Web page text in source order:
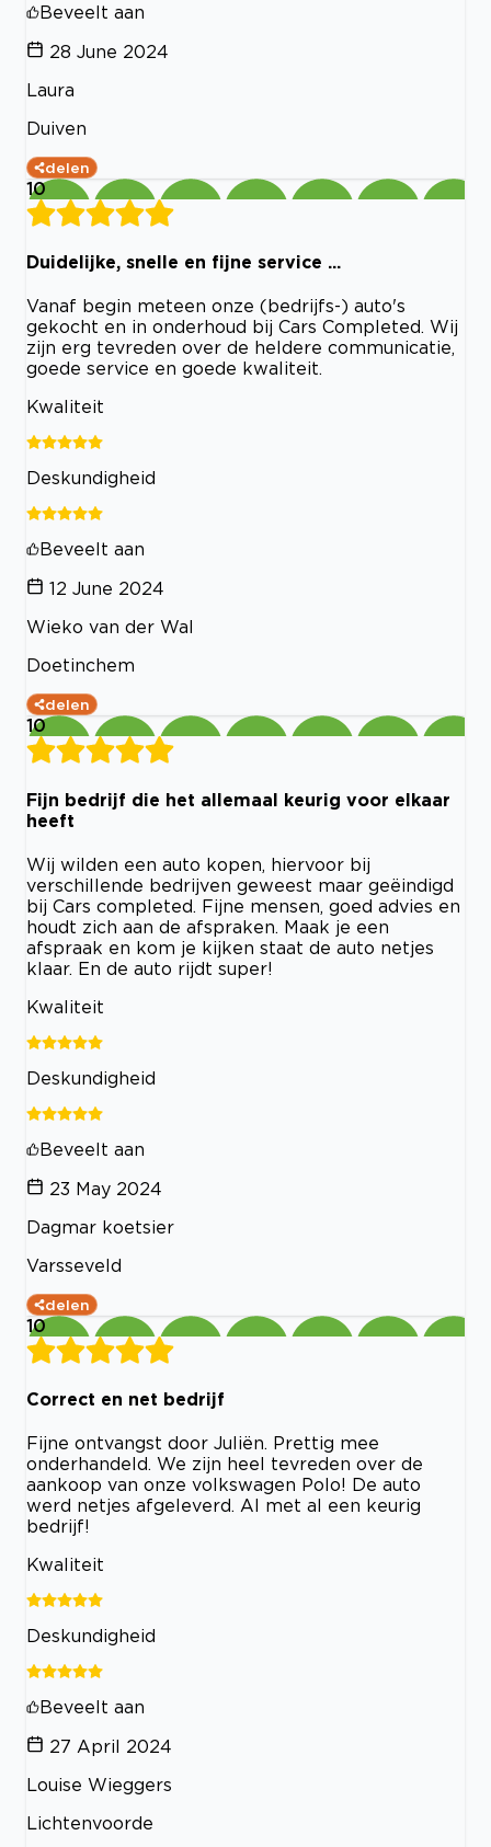
Beveelt aan
28 June 2024
Laura
Duiven
delen
10
Duidelijke, snelle en fijne service ...
Vanaf begin meteen onze (bedrijfs-) auto's
gekocht en in onderhoud bij Cars Completed. Wij
zijn erg tevreden over de heldere communicatie,
goede service en goede kwaliteit.
Kwaliteit
Deskundigheid
Beveelt aan
12 June 2024
Wieko van der Wal
Doetinchem
delen
10
Fijn bedrijf die het allemaal keurig voor elkaar
heeft
Wij wilden een auto kopen, hiervoor bij
verschillende bedrijven geweest maar geëindigd
bij Cars completed. Fijne mensen, goed advies en
houdt zich aan de afspraken. Maak je een
afspraak en kom je kijken staat de auto netjes
klaar. En de auto rijdt super!
Kwaliteit
Deskundigheid
Beveelt aan
23 May 2024
Dagmar koetsier
Varsseveld
delen
10
Correct en net bedrijf
Fijne ontvangst door Juliën. Prettig mee
onderhandeld. We zijn heel tevreden over de
aankoop van onze volkswagen Polo! De auto
werd netjes afgeleverd. Al met al een keurig
bedrijf!
Kwaliteit
Deskundigheid
Beveelt aan
27 April 2024
Louise Wieggers
Lichtenvoorde